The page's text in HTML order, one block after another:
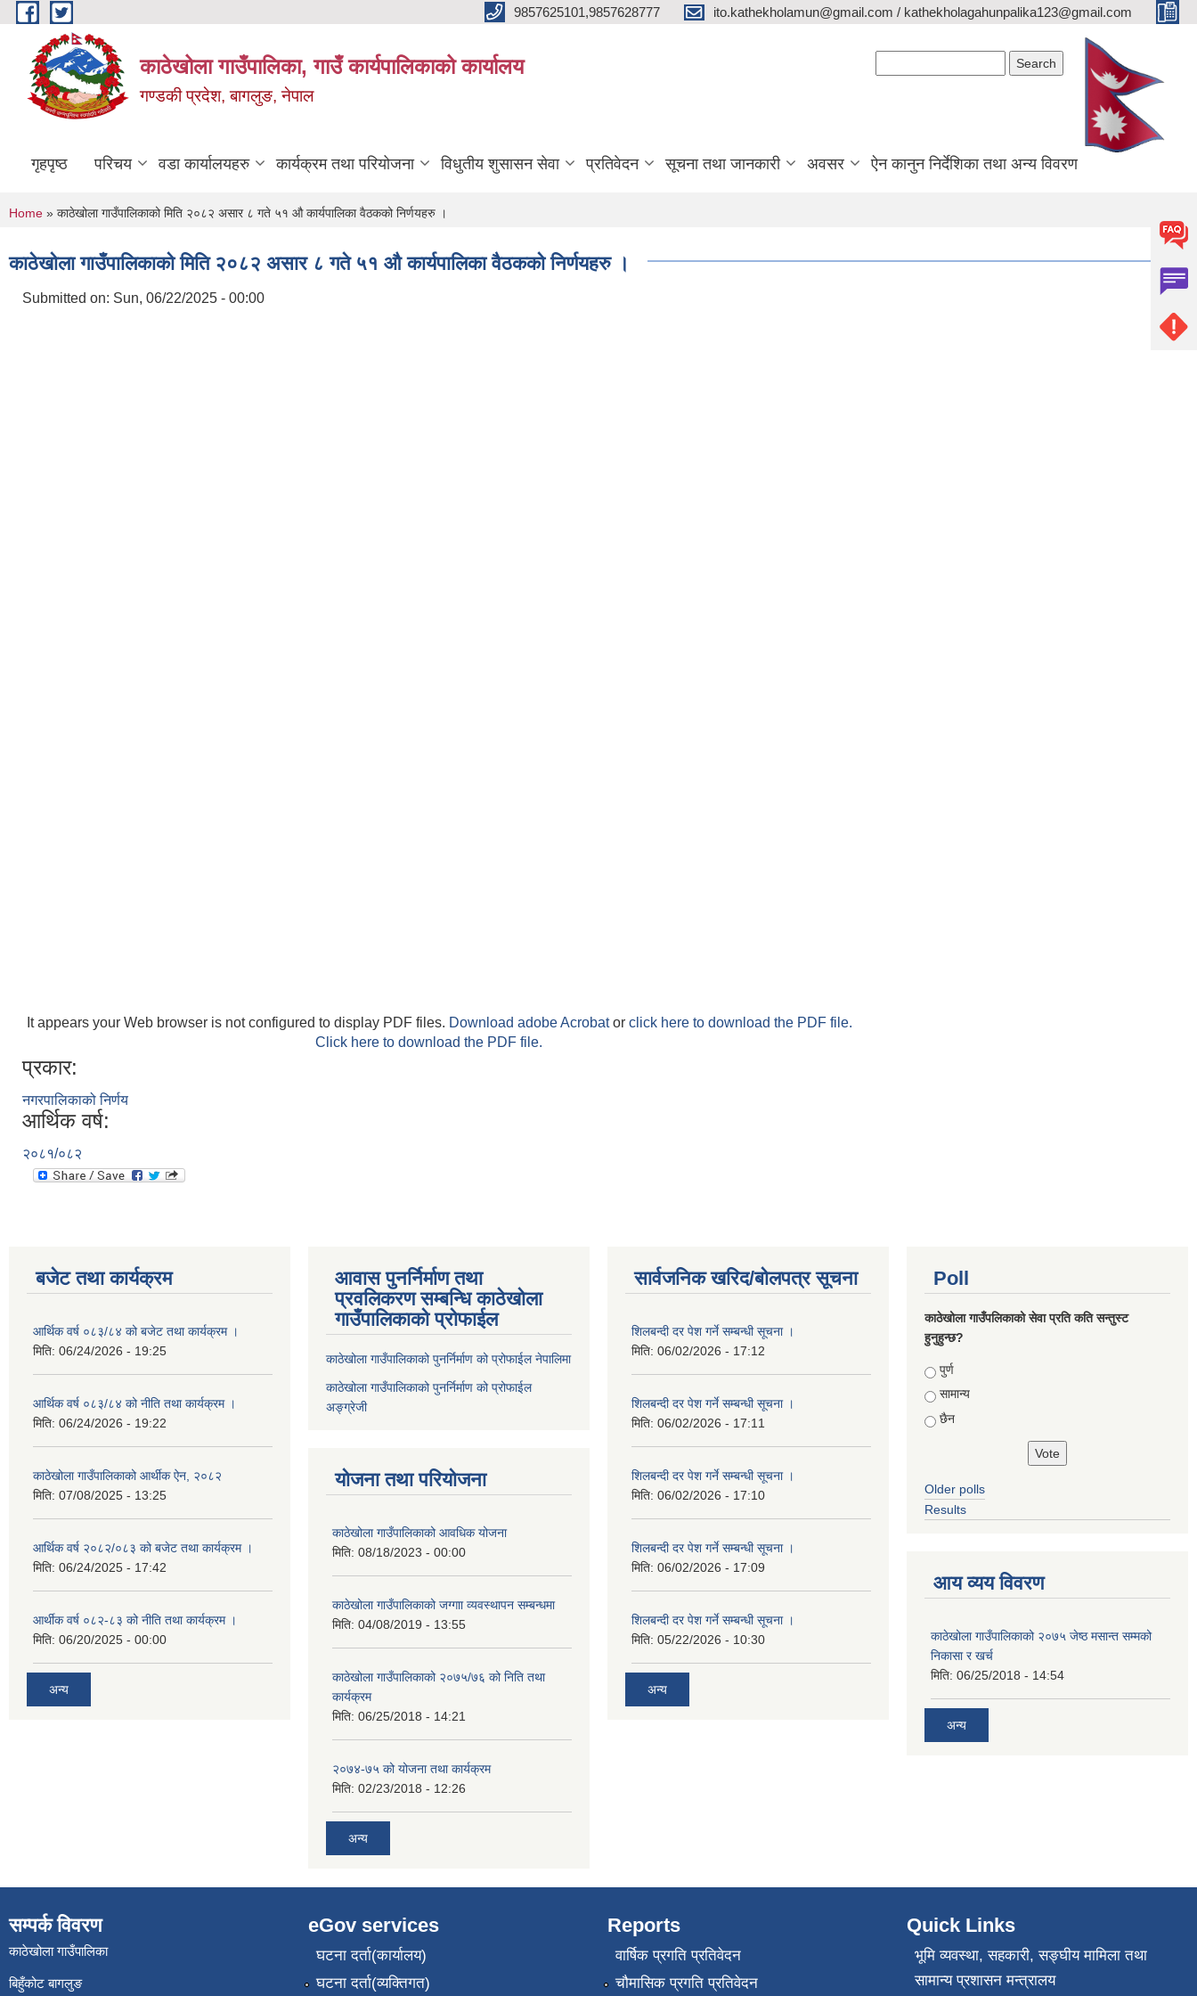
Skip to main content 9857625101,9857628777 ito.kathekholamun@gmail.com / kathekholagahunpalika123@gmail.com
काठेखोला गाउँपालिका, गाउँ कार्यपालिकाको कार्यालय
गण्डकी प्रदेश, बागलुङ, नेपाल
गृहपृष्ठ परिचय वडा कार्यालयहरु कार्यक्रम तथा परियोजना विधुतीय शुसासन सेवा प्रतिवेदन सूचना तथा जानकारी अवसर ऐन कानुन निर्देशिका तथा अन्य विवरण
You are here
Home » काठेखोला गाउँपालिकाको मिति २०८२ असार ८ गते ५१ औ कार्यपालिका वैठकको निर्णयहरु ।
काठेखोला गाउँपालिकाको मिति २०८२ असार ८ गते ५१ औ कार्यपालिका वैठकको निर्णयहरु ।
Submitted on: Sun, 06/22/2025 - 00:00
It appears your Web browser is not configured to display PDF files. Download adobe Acrobator click here to download the PDF file.
Click here to download the PDF file.
प्रकार:
नगरपालिकाको निर्णय
आर्थिक वर्ष:
२०८१/०८२
बजेट तथा कार्यक्रम
आर्थिक वर्ष ०८३/८४ को बजेट तथा कार्यक्रम ।
मिति: 06/24/2026 - 19:25
आर्थिक वर्ष ०८३/८४ को नीति तथा कार्यक्रम ।
मिति: 06/24/2026 - 19:22
काठेखोला गाउँपालिकाको आर्थीक ऐन, २०८२
मिति: 07/08/2025 - 13:25
आर्थिक वर्ष २०८२/०८३ को बजेट तथा कार्यक्रम ।
मिति: 06/24/2025 - 17:42
आर्थीक वर्ष ०८२-८३ को नीति तथा कार्यक्रम ।
मिति: 06/20/2025 - 00:00
अन्य
आवास पुनर्निर्माण तथा
प्रवलिकरण सम्बन्धि काठेखोला
गाउँपालिकाको प्रोफाईल
काठेखोला गाउँपालिकाको पुनर्निर्माण को प्रोफाईल नेपालिमा
काठेखोला गाउँपालिकाको पुनर्निर्माण को प्रोफाईल
अङ्ग्रेजी
योजना तथा परियोजना
काठेखोला गाउँपालिकाको आवधिक योजना
मिति: 08/18/2023 - 00:00
काठेखोला गाउँपालिकाको जग्गाा व्यवस्थापन सम्बन्धमा
मिति: 04/08/2019 - 13:55
काठेखोला गाउँपालिकाको २०७५/७६ को निति तथा
कार्यक्रम
मिति: 06/25/2018 - 14:21
२०७४-७५ को योजना तथा कार्यक्रम
मिति: 02/23/2018 - 12:26
अन्य
सार्वजनिक खरिद/बोलपत्र सूचना
शिलबन्दी दर पेश गर्ने सम्बन्धी सूचना ।
मिति: 06/02/2026 - 17:12
शिलबन्दी दर पेश गर्ने सम्बन्धी सूचना ।
मिति: 06/02/2026 - 17:11
शिलबन्दी दर पेश गर्ने सम्बन्धी सूचना ।
मिति: 06/02/2026 - 17:10
शिलबन्दी दर पेश गर्ने सम्बन्धी सूचना ।
मिति: 06/02/2026 - 17:09
शिलबन्दी दर पेश गर्ने सम्बन्धी सूचना ।
मिति: 05/22/2026 - 10:30
अन्य
Poll
काठेखोला गाउँपलिकाको सेवा प्रति कति सन्तुस्ट
हुनुहुन्छ?
Choices
पुर्ण
सामान्य
छैन
Older polls
Results
आय व्यय विवरण
काठेखोला गाउँपालिकाको २०७५ जेष्ठ मसान्त सम्मको
निकासा र खर्च
मिति: 06/25/2018 - 14:54
अन्य
सम्पर्क विवरण
काठेखोला गाउँपालिका
बिहुँकोट बागलुङ
eGov services
घटना दर्ता(कार्यालय)
घटना दर्ता(व्यक्तिगत)
Reports
वार्षिक प्रगति प्रतिवेदन
चौमासिक प्रगति प्रतिवेदन
Quick Links
भूमि व्यवस्था, सहकारी, सङ्‍घीय मामिला तथा
सामान्य प्रशासन मन्त्रालय